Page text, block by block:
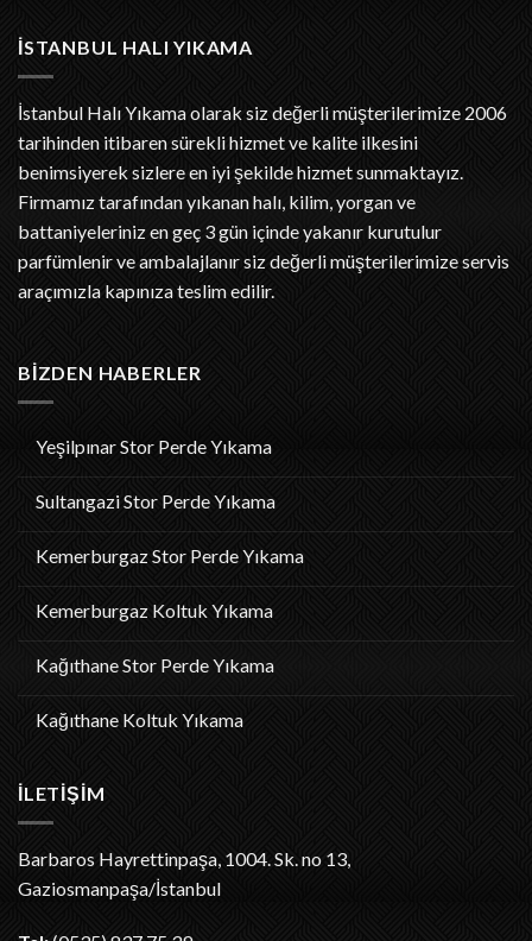
İSTANBUL HALI YIKAMA
İstanbul Halı Yıkamaolarak siz değerli müşterilerimize 2006
tarihinden itibaren sürekli hizmet ve kalite ilkesini
benimsiyerek sizlere en iyi şekilde hizmet sunmaktayız.
Firmamız tarafından yıkanan halı, kilim, yorgan ve
battaniyeleriniz en geç 3 gün içinde yakanır kurutulur
parfümlenir ve ambalajlanır siz değerli müşterilerimize servis
araçımızla kapınıza teslim edilir.
BIZDEN HABERLER
Yeşilpınar Stor Perde Yıkama
Sultangazi Stor Perde Yıkama
Kemerburgaz Stor Perde Yıkama
Kemerburgaz Koltuk Yıkama
Kağıthane Stor Perde Yıkama
Kağıthane Koltuk Yıkama
İLETIŞIM
Barbaros Hayrettinpaşa, 1004. Sk. no 13,
Gaziosmanpaşa/İstanbul